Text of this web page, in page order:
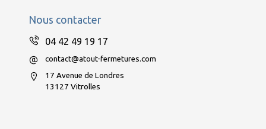
Nous contacter
04 42 49 19 17
contact@atout-fermetures.com
17 Avenue de Londres
13127 Vitrolles